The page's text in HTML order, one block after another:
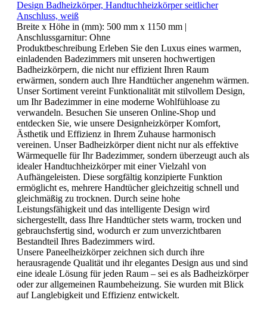
Design Badheizkörper, Handtuchheizkörper seitlicher
Anschluss, weiß
Breite x Höhe in (mm): 500 mm x 1150 mm |
Anschlussgarnitur: Ohne
Produktbeschreibung Erleben Sie den Luxus eines warmen,
einladenden Badezimmers mit unseren hochwertigen
Badheizkörpern, die nicht nur effizient Ihren Raum
erwärmen, sondern auch Ihre Handtücher angenehm wärmen.
Unser Sortiment vereint Funktionalität mit stilvollem Design,
um Ihr Badezimmer in eine moderne Wohlfühloase zu
verwandeln. Besuchen Sie unseren Online-Shop und
entdecken Sie, wie unsere Designheizkörper Komfort,
Ästhetik und Effizienz in Ihrem Zuhause harmonisch
vereinen. Unser Badheizkörper dient nicht nur als effektive
Wärmequelle für Ihr Badezimmer, sondern überzeugt auch als
idealer Handtuchheizkörper mit einer Vielzahl von
Aufhängeleisten. Diese sorgfältig konzipierte Funktion
ermöglicht es, mehrere Handtücher gleichzeitig schnell und
gleichmäßig zu trocknen. Durch seine hohe
Leistungsfähigkeit und das intelligente Design wird
sichergestellt, dass Ihre Handtücher stets warm, trocken und
gebrauchsfertig sind, wodurch er zum unverzichtbaren
Bestandteil Ihres Badezimmers wird.
Unsere Paneelheizkörper zeichnen sich durch ihre
herausragende Qualität und ihr elegantes Design aus und sind
eine ideale Lösung für jeden Raum – sei es als Badheizkörper
oder zur allgemeinen Raumbeheizung. Sie wurden mit Blick
auf Langlebigkeit und Effizienz entwickelt.